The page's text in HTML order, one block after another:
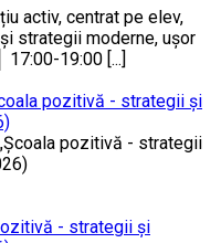
activ, centrat pe elev,
strategii moderne, ușor
17:00-19:00 [...]
pozitivă - strategii și
- strategii și